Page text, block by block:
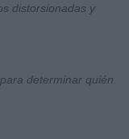
distorsionadas y
determinar quién